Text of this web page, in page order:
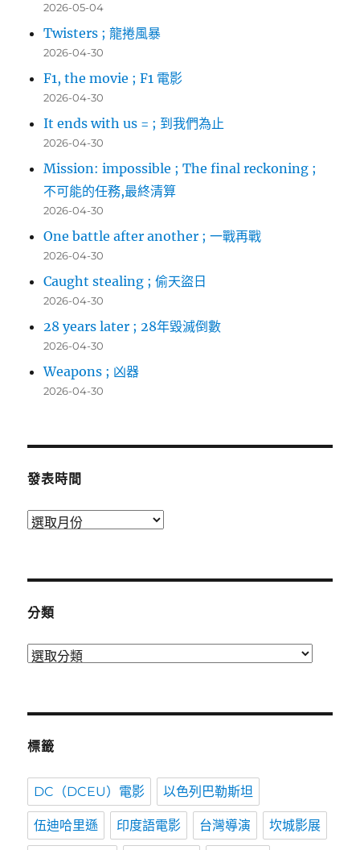
2026-05-04
Twisters ; 龍捲風暴
2026-04-30
F1, the movie ; F1 電影
2026-04-30
It ends with us = ; 到我們為止
2026-04-30
Mission: impossible ; The final reckoning ;
不可能的任務,最終清算
2026-04-30
One battle after another ; 一戰再戰
2026-04-30
Caught stealing ; 偷天盜日
2026-04-30
28 years later ; 28年毀滅倒數
2026-04-30
Weapons ; 凶器
2026-04-30
發表時間
發
分類
分
標籤
DC（DCEU）電影 以色列巴勒斯坦
伍迪哈里遜 印度語電影 台灣導演 坎城影展